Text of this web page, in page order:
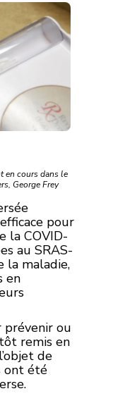
en cours dans le
George Frey
pour
la COVID-
au SRAS-
la maladie,
en
ou
remis en
de
ont été